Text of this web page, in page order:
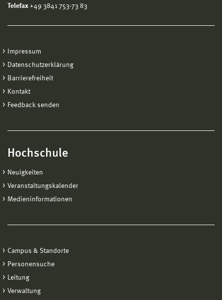
Telefax +49 3841 753-73 83
Impressum
Datenschutzerklärung
Barrierefreiheit
Kontakt
Feedback senden
Hochschule
Neuigkeiten
Veranstaltungskalender
Medieninformationen
Campus & Standorte
Personensuche
Leitung
Verwaltung